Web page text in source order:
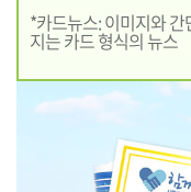
*카드뉴스: 이미지와
지는 카드 형식의 뉴스